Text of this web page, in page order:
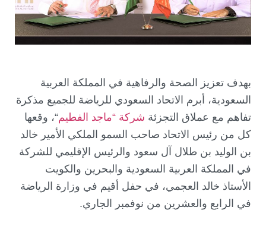
بهدف تعزيز الصحة والرفاهية في المملكة العربية
السعودية، أبرم الاتحاد السعودي للرياضة للجميع مذكرة
تفاهم مع عملاق التجزئة شركة “ماجد الفطيم“، وقعها
كل من رئيس الاتحاد صاحب السمو الملكي الأمير خالد
بن الوليد بن طلال آل سعود والرئيس الإقليمي للشركة
في المملكة العربية السعودية والبحرين والكويت
الأستاذ خالد العجمي، في حفل أقيم في وزارة الرياضة
في الرابع والعشرين من نوفمبر الجاري.